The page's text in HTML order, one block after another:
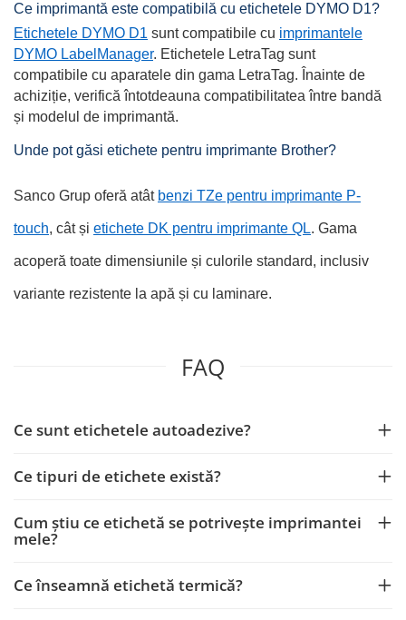
Ce imprimantă este compatibilă cu etichetele DYMO D1?
Etichetele DYMO D1 sunt compatibile cu imprimantele
DYMO LabelManager. Etichetele LetraTag sunt
compatibile cu aparatele din gama LetraTag. Înainte de
achiziție, verifică întotdeauna compatibilitatea între bandă
și modelul de imprimantă.
Unde pot găsi etichete pentru imprimante Brother?
Sanco Grup oferă atât benzi TZe pentru imprimante P-
touch, cât și etichete DK pentru imprimante QL. Gama
acoperă toate dimensiunile și culorile standard, inclusiv
variante rezistente la apă și cu laminare.
FAQ
Ce sunt etichetele autoadezive?
Ce tipuri de etichete există?
Cum știu ce etichetă se potrivește imprimantei
mele?
Ce înseamnă etichetă termică?